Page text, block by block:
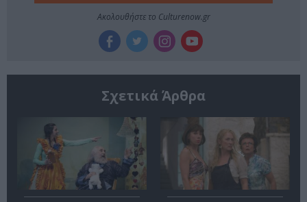
Ακολουθήστε το Culturenow.gr
Σχετικά Άρθρα